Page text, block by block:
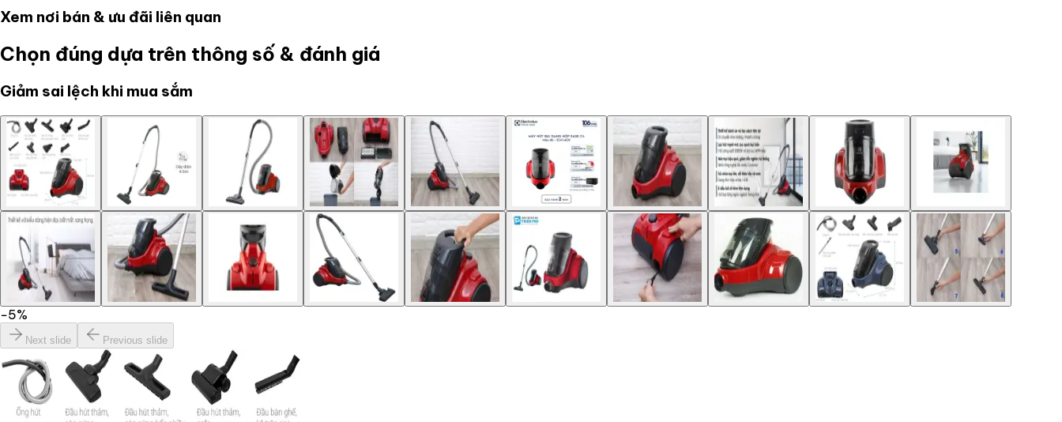
Xem nơi bán & ưu đãi liên quan
Chọn đúng dựa trên thông số & đánh giá
Giảm sai lệch khi mua sắm
−5%
Next slide Previous slide